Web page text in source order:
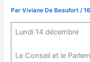
ParViviane De Beaufort/
Lundi 14 décembre
Le Conseil et le